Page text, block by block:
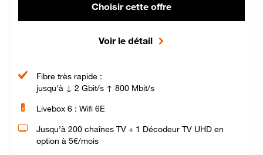
Choisir cette offre
Voir le détail
Fibre très rapide :
jusqu'à ↓ 2 Gbit/s ↑ 800 Mbit/s
Livebox 6 : Wifi 6E
Jusqu’à 200 chaînes TV + 1 Décodeur TV UHD en
option à 5€/mois